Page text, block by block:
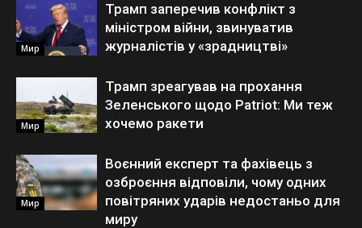
Мир
Трамп заперечив конфлікт з
міністром війни, звинуватив
журналістів у «зрадництві»
Мир
Трамп зреагував на прохання
Зеленського щодо Patriot: Ми теж
хочемо ракети
Мир
Воєнний експерт та фахівець з
озброєння відповіли, чому одних
повітряних ударів недостаньо для
миру